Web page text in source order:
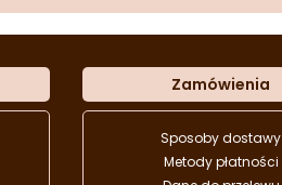
Zamówienia
Sposoby dostawy
Metody płatności